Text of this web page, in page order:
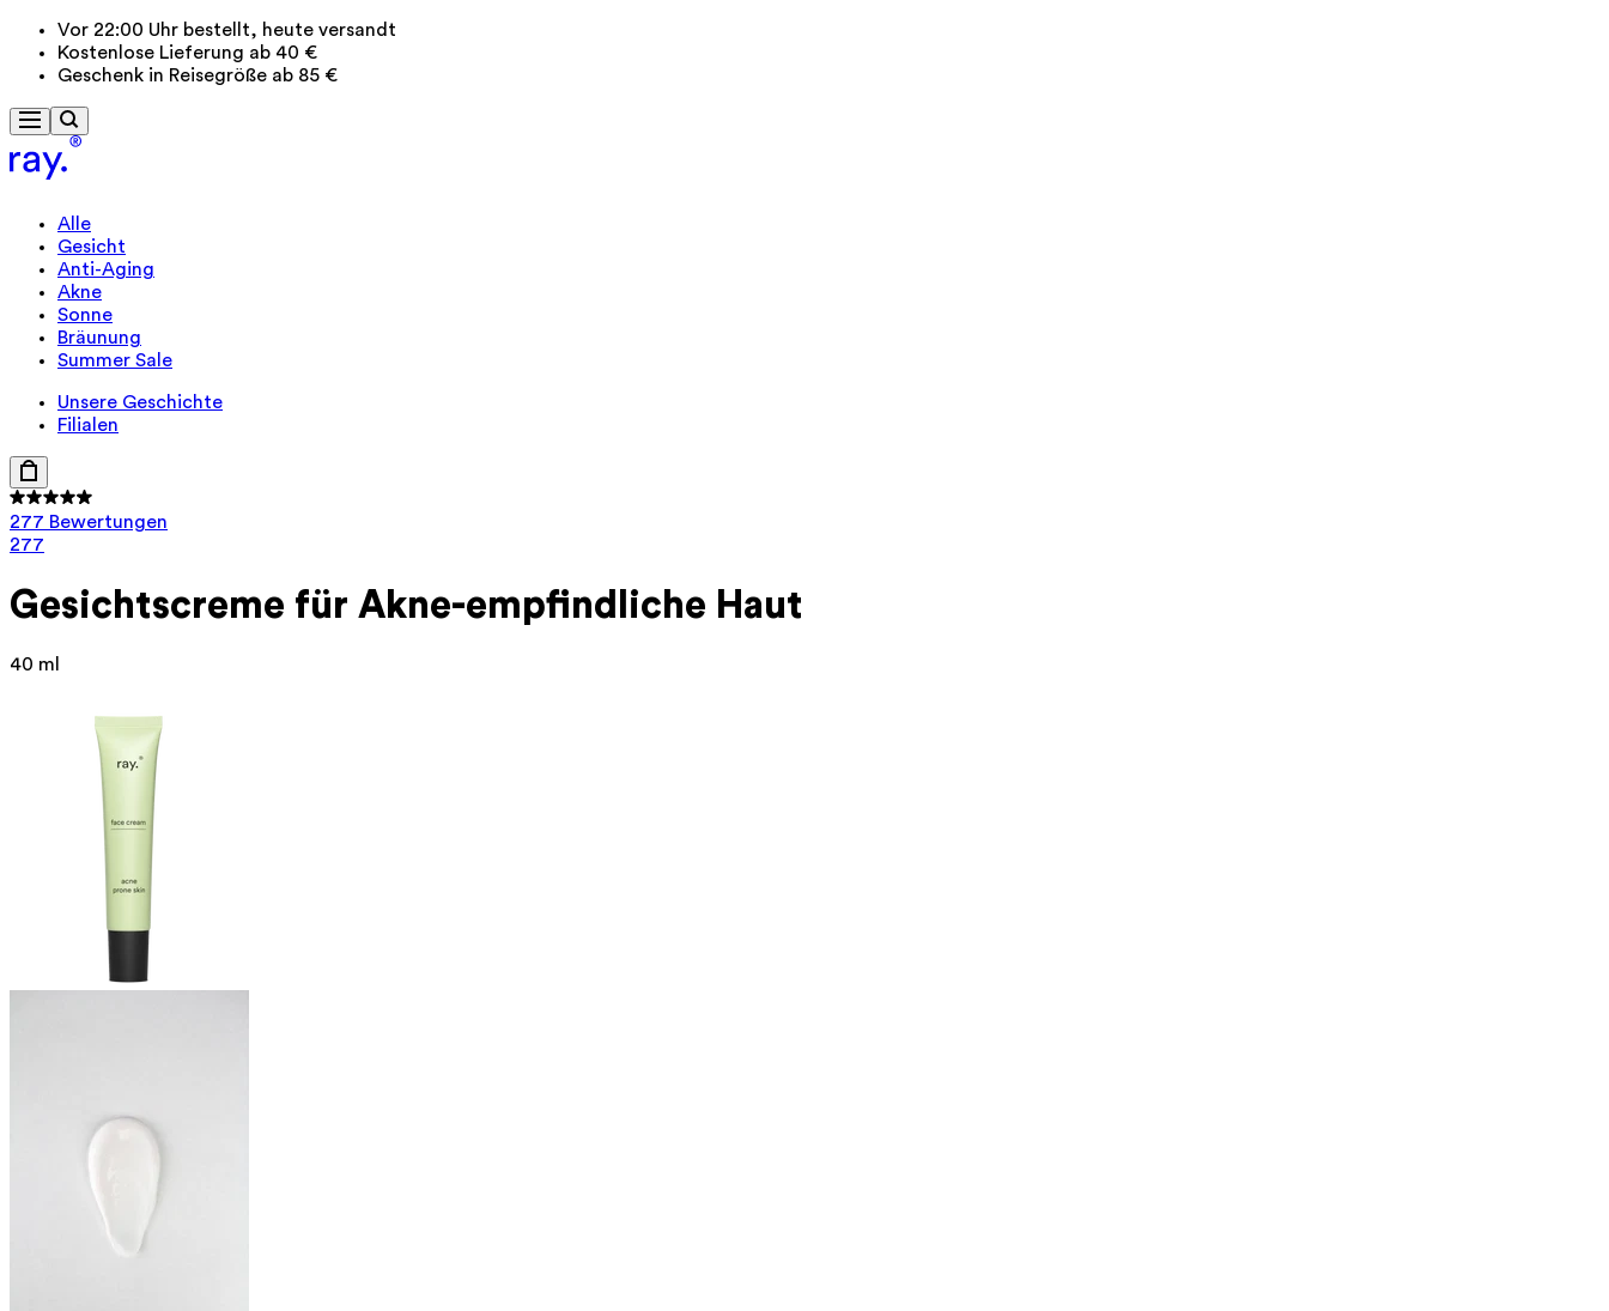
Vor 22:00 Uhr bestellt, heute versandt
Kostenlose Lieferung ab 40 €
Geschenk in Reisegröße ab 85 €
Alle
Gesicht
Anti-Aging
Akne
Sonne
Bräunung
Summer Sale
Unsere Geschichte
Filialen
277 Bewertungen
277
Gesichtscreme für Akne-empfindliche Haut
40 ml